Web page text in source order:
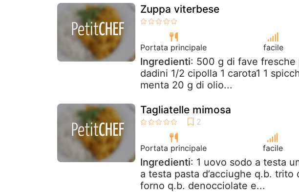
Zuppa viterbese
Portata principale facile
Ingredienti: 500 g di fave
dadini 1/2 cipolla 1 carota1 1
menta 20 g di olio...
Tagliatelle mimosa
Portata principale facile
Ingredienti: 1 uovo sodo a testa
a testa pasta d’acciughe q.b.
forno q.b. denocciolate e...